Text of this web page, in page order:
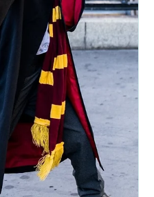
מי שחדש.ה בבריטניה בטח שם.ה לב
בשבוע האחרון ותהה.תה על פשר